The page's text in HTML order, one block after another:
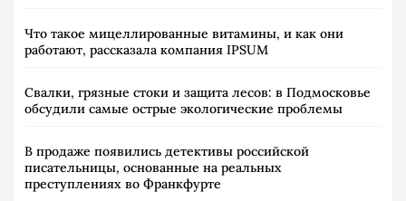
Что такое мицеллированные витамины, и как они
работают, рассказала компания IPSUM
Свалки, грязные стоки и защита лесов: в Подмосковье
обсудили самые острые экологические проблемы
В продаже появились детективы российской
писательницы, основанные на реальных
преступлениях во Франкфурте